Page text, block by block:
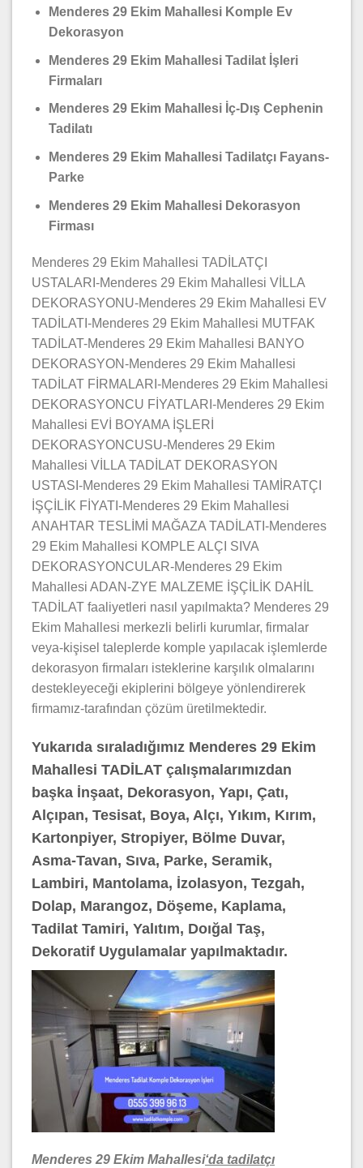
Menderes 29 Ekim Mahallesi Komple Ev
Dekorasyon
Menderes 29 Ekim Mahallesi Tadilat İşleri
Firmaları
Menderes 29 Ekim Mahallesi İç-Dış Cephenin
Tadilatı
Menderes 29 Ekim Mahallesi Tadilatçı Fayans-
Parke
Menderes 29 Ekim Mahallesi Dekorasyon
Firması
Menderes 29 Ekim Mahallesi TADİLATÇI
USTALARI-Menderes 29 Ekim Mahallesi VİLLA
DEKORASYONU-Menderes 29 Ekim Mahallesi EV
TADİLATI-Menderes 29 Ekim Mahallesi MUTFAK
TADİLAT-Menderes 29 Ekim Mahallesi BANYO
DEKORASYON-Menderes 29 Ekim Mahallesi
TADİLAT FİRMALARI-Menderes 29 Ekim Mahallesi
DEKORASYONCU FİYATLARI-Menderes 29 Ekim
Mahallesi EVİ BOYAMA İŞLERİ
DEKORASYONCUSU-Menderes 29 Ekim
Mahallesi VİLLA TADİLAT DEKORASYON
USTASI-Menderes 29 Ekim Mahallesi TAMİRATÇI
İŞÇİLİK FİYATI-Menderes 29 Ekim Mahallesi
ANAHTAR TESLİMİ MAĞAZA TADİLATI-Menderes
29 Ekim Mahallesi KOMPLE ALÇI SIVA
DEKORASYONCULAR-Menderes 29 Ekim
Mahallesi ADAN-ZYE MALZEME İŞÇİLİK DAHİL
TADİLAT faaliyetleri nasıl yapılmakta? Menderes 29
Ekim Mahallesi merkezli belirli kurumlar, firmalar
veya-kişisel taleplerde komple yapılacak işlemlerde
dekorasyon firmaları isteklerine karşılık olmalarını
destekleyeceği ekiplerini bölgeye yönlendirerek
firmamız-tarafından çözüm üretilmektedir.
Yukarıda sıraladığımız Menderes 29 Ekim
Mahallesi TADİLAT çalışmalarımızdan
başka İnşaat, Dekorasyon, Yapı, Çatı,
Alçıpan, Tesisat, Boya, Alçı, Yıkım, Kırım,
Kartonpiyer, Stropiyer, Bölme Duvar,
Asma-Tavan, Sıva, Parke, Seramik,
Lambiri, Mantolama, İzolasyon, Tezgah,
Dolap, Marangoz, Döşeme, Kaplama,
Tadilat Tamiri, Yalıtım, Doığal Taş,
Dekoratif Uygulamalar yapılmaktadır.
Menderes 29 Ekim Mahallesi‘da tadilatçı